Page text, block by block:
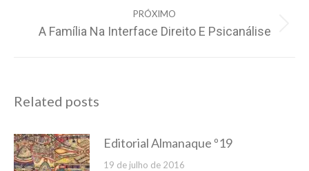
PRÓXIMO
Próximo
A Família Na Interface Direito E Psicanálise
Related posts
Editorial Almanaque º19
19 de julho de 2016